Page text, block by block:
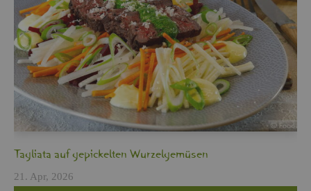
Ta­glia­ta auf ge­pi­ckel­ten Wur­zel­ge­mü­sen
21. Apr, 2026